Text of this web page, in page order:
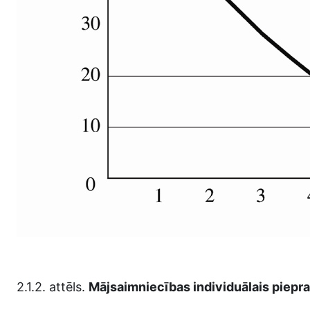
2.1.2. attēls. Mājsaimniecības individuālais